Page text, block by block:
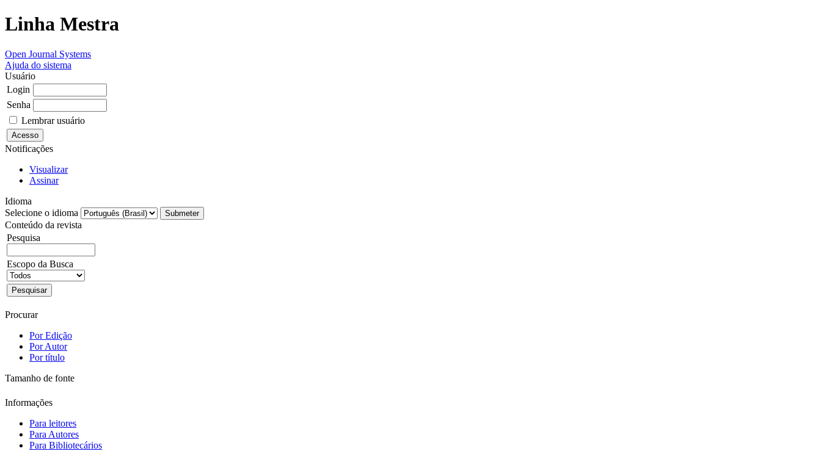
Linha Mestra
Open Journal Systems
Ajuda do sistema
Usuário
Login
Senha
Lembrar usuário
Notificações
Visualizar
Assinar
Idioma
Selecione o idioma
Conteúdo da revista
Pesquisa
Escopo da Busca
Procurar
Por Edição
Por Autor
Por título
Tamanho de fonte
Informações
Para leitores
Para Autores
Para Bibliotecários